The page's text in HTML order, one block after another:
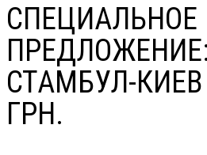
СПЕЦИАЛЬНОЕ
СТАМБУЛ-КИЕВ
ГРН.